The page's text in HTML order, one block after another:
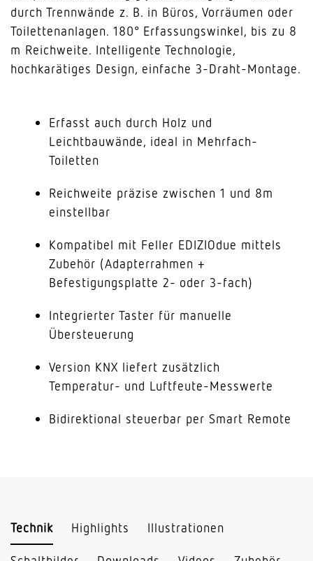
durch Trennwände z. B. in Büros, Vorräumen oder
Toilettenanlagen. 180° Erfassungswinkel, bis zu 8
m Reichweite. Intelligente Technologie,
hochkarätiges Design, einfache 3-Draht-Montage.
Erfasst auch durch Holz und
Leichtbauwände, ideal in Mehrfach-
Toiletten
Reichweite präzise zwischen 1 und 8m
einstellbar
Kompatibel mit Feller EDIZIOdue mittels
Zubehör (Adapterrahmen +
Befestigungsplatte 2- oder 3-fach)
Integrierter Taster für manuelle
Übersteuerung
Version KNX liefert zusätzlich
Temperatur- und Luftfeute-Messwerte
Bidirektional steuerbar per Smart Remote
Technik Highlights Illustrationen